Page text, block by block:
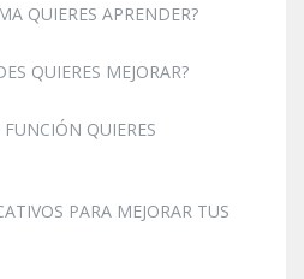
QUIERES APRENDER?
QUIERES MEJORAR?
QUIERES
PARA MEJORAR TUS